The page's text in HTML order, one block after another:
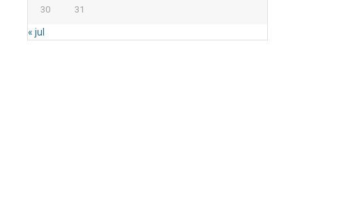
30 31
« jul